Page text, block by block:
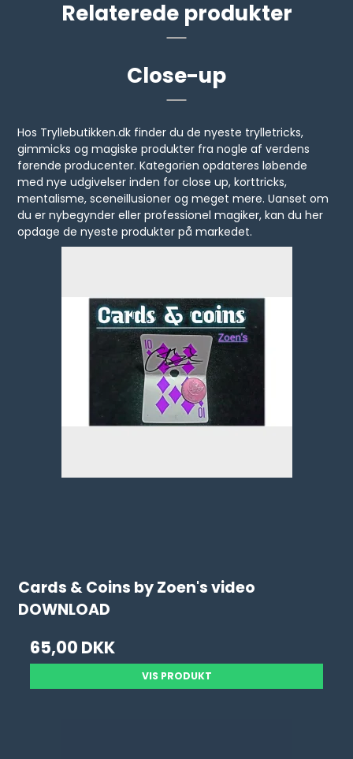
Relaterede produkter
Close-up
Hos Tryllebutikken.dk finder du de nyeste trylletricks,
gimmicks og magiske produkter fra nogle af verdens
førende producenter. Kategorien opdateres løbende
med nye udgivelser inden for close up, korttricks,
mentalisme, sceneillusioner og meget mere. Uanset om
du er nybegynder eller professionel magiker, kan du her
opdage de nyeste produkter på markedet.
Cards & Coins by Zoen's video
DOWNLOAD
65,00 DKK
VIS PRODUKT